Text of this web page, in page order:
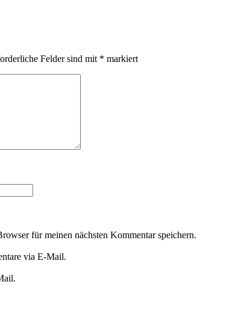
Felder sind mit * markiert
für meinen nächsten Kommentar speichern.
via E-Mail.